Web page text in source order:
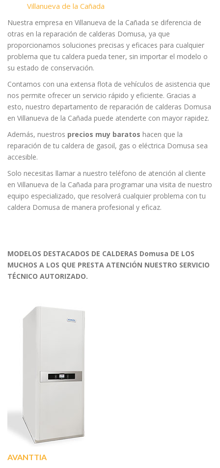
Villanueva de la Cañada
Nuestra empresa en Villanueva de la Cañada se diferencia de
otras en la reparación de calderas Domusa, ya que
proporcionamos soluciones precisas y eficaces para cualquier
problema que tu caldera pueda tener, sin importar el modelo o
su estado de conservación.
Contamos con una extensa flota de vehículos de asistencia que
nos permite ofrecer un servicio rápido y eficiente. Gracias a
esto, nuestro departamento de reparación de calderas Domusa
en Villanueva de la Cañada puede atenderte con mayor rapidez.
Además, nuestros precios muy baratos hacen que la
reparación de tu caldera de gasoil, gas o eléctrica Domusa sea
accesible.
Solo necesitas llamar a nuestro teléfono de atención al cliente
en Villanueva de la Cañada para programar una visita de nuestro
equipo especializado, que resolverá cualquier problema con tu
caldera Domusa de manera profesional y eficaz.
MODELOS DESTACADOS DE CALDERAS Domusa DE LOS
MUCHOS A LOS QUE PRESTA ATENCIÓN NUESTRO SERVICIO
TÉCNICO AUTORIZADO.
AVANTTIA